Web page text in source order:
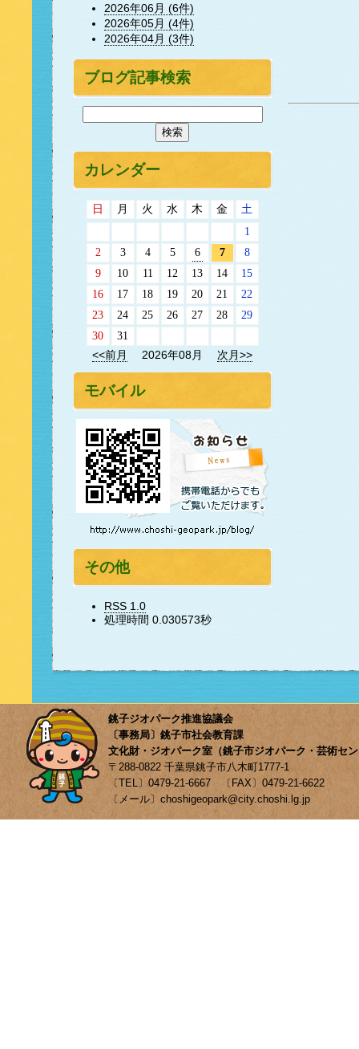
2026年06月 (6件)
2026年05月 (4件)
2026年04月 (3件)
ブログ記事検索
カレンダー
日 月 火 水 木 金
土
1
2
3 4 5 6 7
8
9
10 11 12 13 14
15
16
17 18 19 20 21
22
23
24 25 26 27 28
29
30
31
<<前月
2026年08月 次月>>
モバイル
その他
RSS 1.0
処理時間 0.030573秒
銚子ジオパーク推進協議会
〔事務局〕銚子市社会教育課
文化財・ジオパーク室（銚子市ジオパーク・芸術セ
〒288-0822 千葉県銚子市八木町1777-1
〔TEL〕0479-21-6667 〔FAX〕0479-21-6622
〔メール〕choshigeopark@city.choshi.lg.jp